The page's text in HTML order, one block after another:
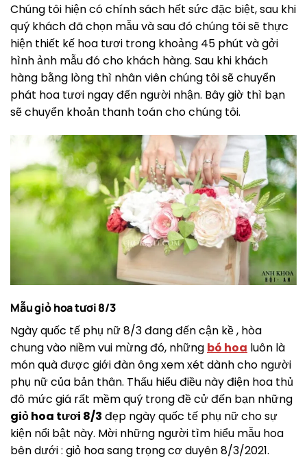
Chúng tôi hiện có chính sách hết sức đặc biệt, sau khi
quý khách đã chọn mẫu và sau đó chúng tôi sẽ thực
hiện thiết kế hoa tươi trong khoảng 45 phút và gởi
hình ảnh mẫu đó cho khách hàng. Sau khi khách
hàng bằng lòng thì nhân viên chúng tôi sẽ chuyển
phát hoa tươi ngay đến người nhận. Bây giờ thì bạn
sẽ chuyển khoản thanh toán cho chúng tôi.
Mẫu giỏ hoa tươi 8/3
Ngày quốc tế phụ nữ 8/3 đang đến cận kề , hòa
chung vào niềm vui mừng đó, những bó hoa luôn là
món quà được giới đàn ông xem xét dành cho người
phụ nữ của bản thân. Thấu hiểu điều này điện hoa thủ
đô mức giá rất mềm quý trọng đề cử đến bạn những
giỏ hoa tươi 8/3 đẹp ngày quốc tế phụ nữ cho sự
kiện nổi bật này. Mời những người tìm hiểu mẫu hoa
bên dưới : giỏ hoa sang trọng cơ duyên 8/3/2021.